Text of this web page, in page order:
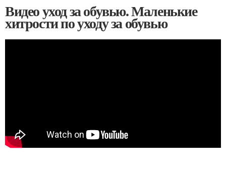
Видео уход за обувью. Маленькие
хитрости по уходу за обувью